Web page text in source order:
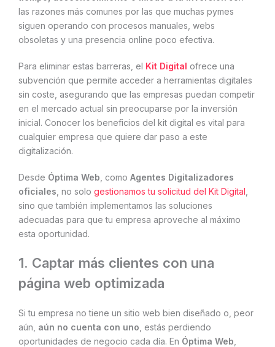
las razones más comunes por las que muchas pymes
siguen operando con procesos manuales, webs
obsoletas y una presencia online poco efectiva.
Para eliminar estas barreras, el Kit Digital ofrece una
subvención que permite acceder a herramientas digitales
sin coste, asegurando que las empresas puedan competir
en el mercado actual sin preocuparse por la inversión
inicial. Conocer los beneficios del kit digital es vital para
cualquier empresa que quiere dar paso a este
digitalización.
Desde Óptima Web , como Agentes Digitalizadores
oficiales , no solo gestionamos tu solicitud del Kit Digital
sino que también implementamos las soluciones
adecuadas para que tu empresa aproveche al máximo
esta oportunidad.
1. Captar más clientes con una
página web optimizada
Si tu empresa no tiene un sitio web bien diseñado o, peor
aún, aún no cuenta con uno , estás perdiendo
oportunidades de negocio cada día. En Óptima Web